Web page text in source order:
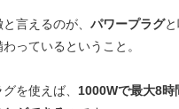
言えるのが、 パワープラグ
っているということ。
を使えば、 1000Wで最大8時